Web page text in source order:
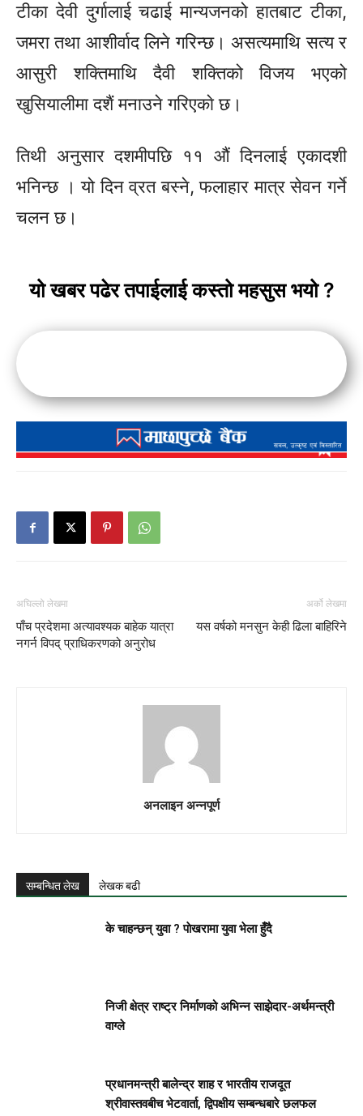
टीका देवी दुर्गालाई चढाई मान्यजनको हातबाट टीका,
जमरा तथा आशीर्वाद लिने गरिन्छ। असत्यमाथि सत्य र
आसुरी शक्तिमाथि दैवी शक्तिको विजय भएको
खुसियालीमा दशैं मनाउने गरिएकाे छ।
तिथी अनुसार दशमीपछि ११ औं दिनलाई एकादशी
भनिन्छ । यो दिन व्रत बस्ने, फलाहार मात्र सेवन गर्ने
चलन छ।
यो खबर पढेर तपाईलाई कस्तो महसुस भयो ?
अघिल्लो लेखमा
पाँच प्रदेशमा अत्यावश्यक बाहेक यात्रा
नगर्न विपद् प्राधिकरणको अनुरोध
अर्को लेखमा
यस वर्षको मनसुन केही ढिला बाहिरिने
अनलाइन अन्नपूर्ण
सम्बन्धित लेख लेखक बढी
के चाहन्छन् युवा ? पाेखरामा युवा भेला हुँदै
निजी क्षेत्र राष्ट्र निर्माणको अभिन्न साझेदार-अर्थमन्त्री
वाग्ले
प्रधानमन्त्री बालेन्द्र शाह र भारतीय राजदूत
श्रीवास्तवबीच भेटवार्ता, द्विपक्षीय सम्बन्धबारे छलफल